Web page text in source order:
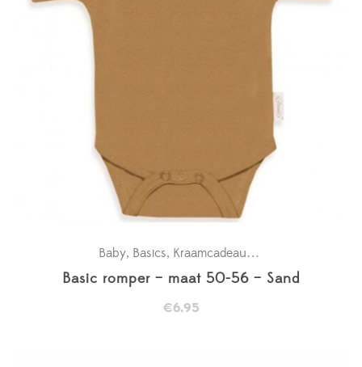
Baby, Basics, Kraamcadeaus ,
Basic romper – maat 50-56 – Sand
€6.95